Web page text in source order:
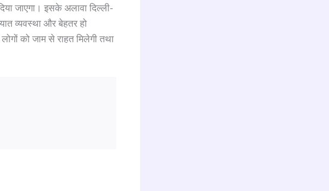
जाएगा। इसके अलावा दिल्ली-
व्यवस्था और बेहतर हो
को जाम से राहत मिलेगी तथा